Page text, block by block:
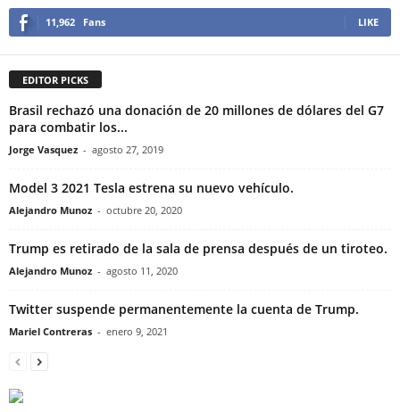
11,962 Fans LIKE
EDITOR PICKS
Brasil rechazó una donación de 20 millones de dólares del G7
para combatir los...
Jorge Vasquez - agosto 27, 2019
Model 3 2021 Tesla estrena su nuevo vehículo.
Alejandro Munoz - octubre 20, 2020
Trump es retirado de la sala de prensa después de un tiroteo.
Alejandro Munoz - agosto 11, 2020
Twitter suspende permanentemente la cuenta de Trump.
Mariel Contreras - enero 9, 2021